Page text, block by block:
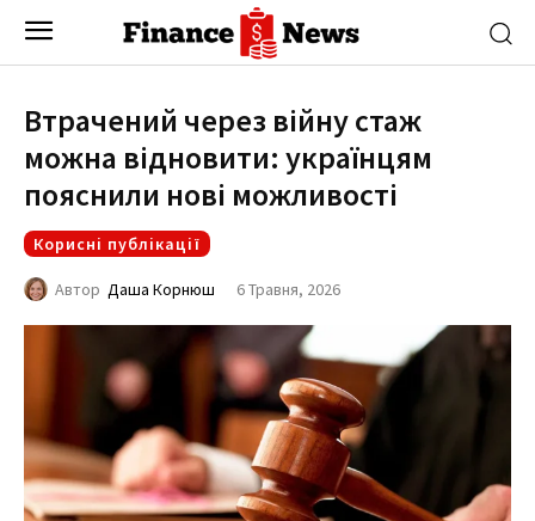
Втрачений через війну стаж
можна відновити: українцям
пояснили нові можливості
Корисні публікації
Автор Даша Корнюш 6 Травня, 2026